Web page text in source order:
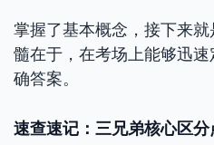
掌握了基本概念，接下来
髓在于，在考场上能够迅
确答案。
速查速记：三兄弟核心区分